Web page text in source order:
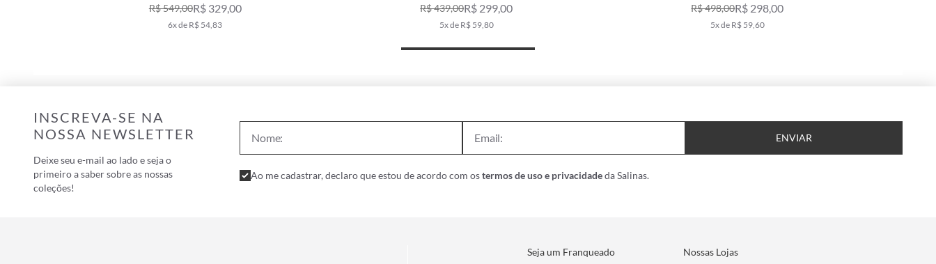
R$ 549,00R$ 329,00
6x de R$ 54,83
R$ 439,00R$ 299,00
5x de R$ 59,80
R$ 498,00R$ 298,00
5x de R$ 59,60
INSCREVA-SE NA
NOSSA NEWSLETTER
Deixe seu e-mail ao lado e seja o
primeiro a saber sobre as nossas
coleções!
ENVIAR
Ao me cadastrar, declaro que estou de acordo com ostermos de uso e privacidadeda Salinas.
Seja um Franqueado Nossas Lojas